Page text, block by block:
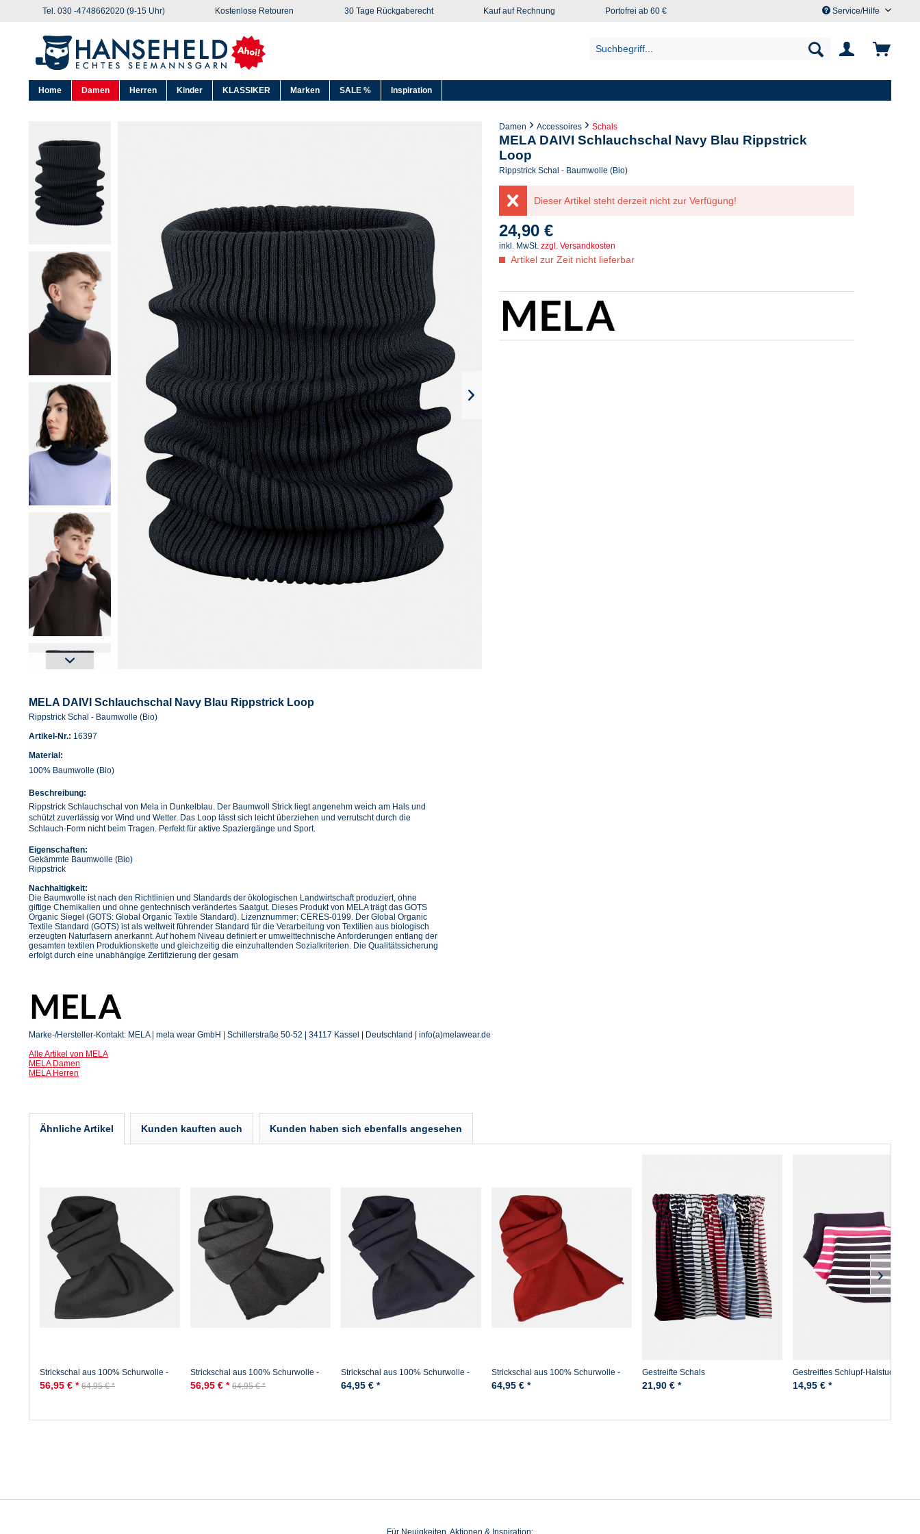
Tel. 030 -4748662020 (9-15 Uhr) Kostenlose Retouren 30 Tage Rückgaberecht Kauf auf Rechnung Portofrei ab 60 € Service/Hilfe
Home Damen Herren Kinder KLASSIKER Marken SALE % Inspiration
Damen Accessoires Schals
MELA DAIVI Schlauchschal Navy Blau Rippstrick
Loop
Rippstrick Schal - Baumwolle (Bio)
Dieser Artikel steht derzeit nicht zur Verfügung!
24,90 €
inkl. MwSt. zzgl. Versandkosten
Artikel zur Zeit nicht lieferbar
MELA DAIVI Schlauchschal Navy Blau Rippstrick Loop
Rippstrick Schal - Baumwolle (Bio)
Artikel-Nr.: 16397
Material:
100% Baumwolle (Bio)
Beschreibung:
Rippstrick Schlauchschal von Mela in Dunkelblau. Der Baumwoll Strick liegt angenehm weich am Hals und
schützt zuverlässig vor Wind und Wetter. Das Loop lässt sich leicht überziehen und verrutscht durch die
Schlauch-Form nicht beim Tragen. Perfekt für aktive Spaziergänge und Sport.
Eigenschaften:
Gekämmte Baumwolle (Bio)
Rippstrick
Nachhaltigkeit:
Die Baumwolle ist nach den Richtlinien und Standards der ökologischen Landwirtschaft produziert, ohne
giftige Chemikalien und ohne gentechnisch verändertes Saatgut. Dieses Produkt von MELA trägt das GOTS
Organic Siegel (GOTS: Global Organic Textile Standard). Lizenznummer: CERES-0199. Der Global Organic
Textile Standard (GOTS) ist als weltweit führender Standard für die Verarbeitung von Textilien aus biologisch
erzeugten Naturfasern anerkannt. Auf hohem Niveau definiert er umwelttechnische Anforderungen entlang der
gesamten textilen Produktionskette und gleichzeitig die einzuhaltenden Sozialkriterien. Die Qualitätssicherung
erfolgt durch eine unabhängige Zertifizierung der gesam
Marke-/Hersteller-Kontakt: MELA | mela wear GmbH | Schillerstraße 50-52 | 34117 Kassel | Deutschland | info(a)melawear.de
Alle Artikel von MELA
MELA Damen
MELA Herren
Ähnliche Artikel Kunden kauften auch Kunden haben sich ebenfalls angesehen
Strickschal aus 100% Schurwolle -
Merino - Schwarz
56,95 € * 64,95 € *
Strickschal aus 100% Schurwolle -
Merino - Anthrazit
56,95 € * 64,95 € *
Strickschal aus 100% Schurwolle -
Merino - Marine
64,95 € *
Strickschal aus 100% Schurwolle -
Merino - Rot
64,95 € *
Gestreifte Schals
21,90 € *
Gestreiftes Schlupf-Halstuch
Baumwolle
14,95 € *
Für Neuigkeiten, Aktionen & Inspiration: